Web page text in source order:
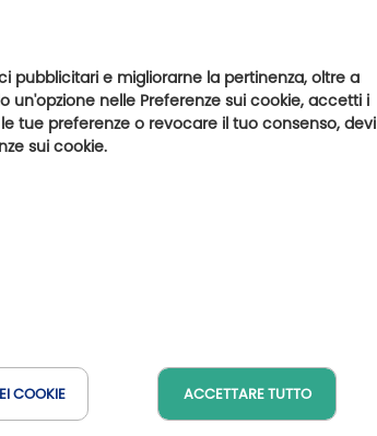
pubblicitari e migliorarne la pertinenza, oltre a
un'opzione nelle Preferenze sui cookie, accetti i
tue preferenze o revocare il tuo consenso, devi
sui cookie.
COOKIE ACCETTARE TUTTO